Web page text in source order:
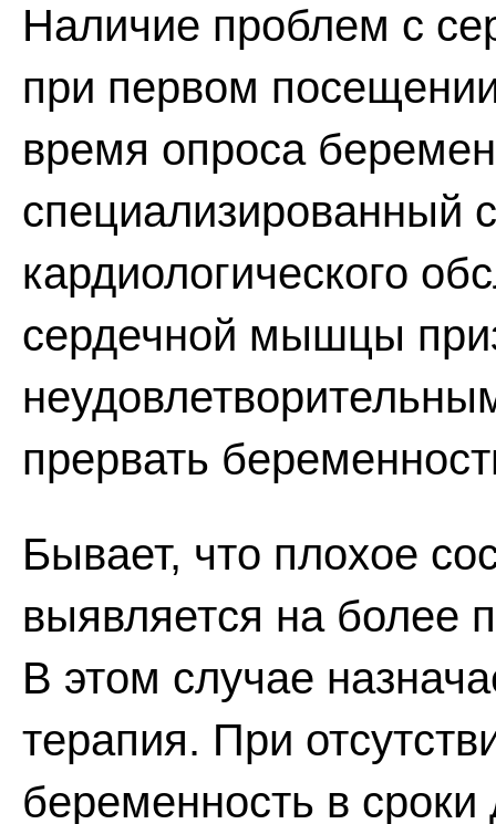
Наличие проблем с
при первом
время опроса
специализированный
кардиологического
сердечной мышцы
прервать
Бывает, что плохое
выявляется на более
В этом случае
терапия. При
беременность в